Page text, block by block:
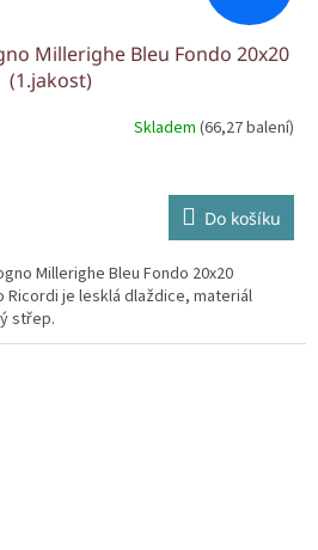
Millerighe Bleu Fondo 20x20
(1.jakost)
Skladem (66,27 balení)
Do košíku
Millerighe Bleu Fondo 20x20
Ricordi je lesklá dlaždice, materiál
střep.